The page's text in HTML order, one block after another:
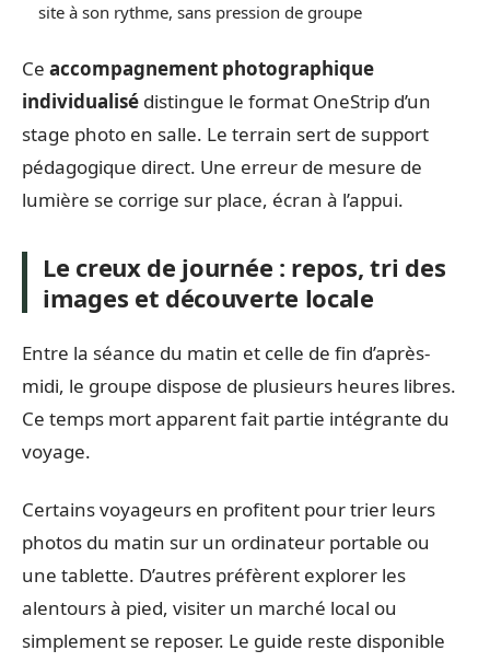
site à son rythme, sans pression de groupe
Ce accompagnement photographique
individualisé distingue le format OneStrip d’un
stage photo en salle. Le terrain sert de support
pédagogique direct. Une erreur de mesure de
lumière se corrige sur place, écran à l’appui.
Le creux de journée : repos, tri des
images et découverte locale
Entre la séance du matin et celle de fin d’après-
midi, le groupe dispose de plusieurs heures libres.
Ce temps mort apparent fait partie intégrante du
voyage.
Certains voyageurs en profitent pour trier leurs
photos du matin sur un ordinateur portable ou
une tablette. D’autres préfèrent explorer les
alentours à pied, visiter un marché local ou
simplement se reposer. Le guide reste disponible